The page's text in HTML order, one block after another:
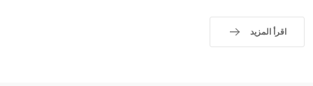
اقرأ المزيد